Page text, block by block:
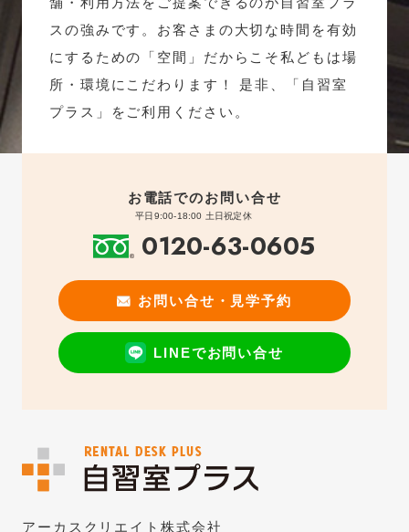
スの強みです。お客さまの大切な時間を有効
にするための「空間」だからこそ私どもは場
所・環境にこだわります！ 是非、「自習室
プラス」をご利用ください。
お電話でのお問い合せ
平日9:00-18:00 土日祝定休
0120-63-0605
お問い合せ・見学予約
LINEでお問い合せ
アーカスクリエイト株式会社